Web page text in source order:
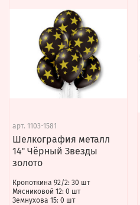
арт. 1103-1581
Шелкография металл
14" Чёрный Звезды
золото
Кропоткина 92/2: 30 шт
Мясниковой 12: 0 шт
Земнухова 15: 0 шт